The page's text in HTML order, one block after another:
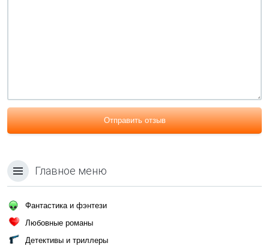
Отправить отзыв
Главное меню
Фантастика и фэнтези
Любовные романы
Детективы и триллеры